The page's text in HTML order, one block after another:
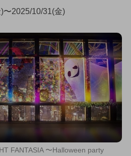
〜2025/10/31(金)
FANTASIA 〜Halloween party